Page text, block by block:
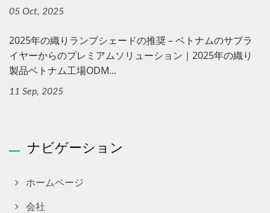
05 Oct, 2025
2025年の織りランプシェードの推奨 – ベトナムのサプラ
イヤーからのプレミアムソリューション｜2025年の織り
製品ベトナム工場ODM...
11 Sep, 2025
ナビゲーション
ホームページ
会社